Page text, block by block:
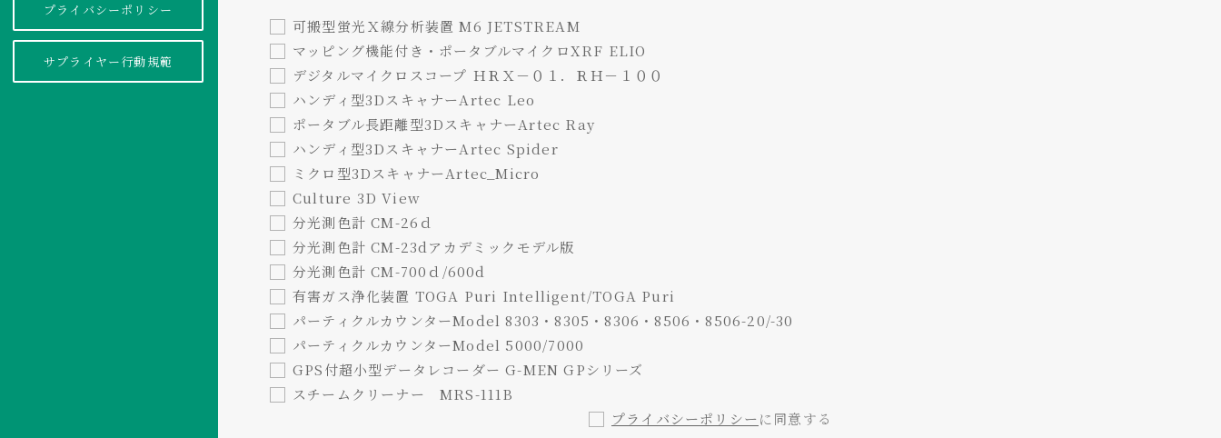
プライバシーポリシー
サプライヤー行動規範
可搬型蛍光Ｘ線分析装置 M6 JETSTREAM
マッピング機能付き・ポータブルマイクロXRF ELIO
デジタルマイクロスコープ ＨＲＸ－０１．ＲＨ－１００
ハンディ型3DスキャナーArtec Leo
ポータブル長距離型3DスキャナーArtec Ray
ハンディ型3DスキャナーArtec Spider
ミクロ型3DスキャナーArtec_Micro
Culture 3D View
分光測色計 CM-26ｄ
分光測色計 CM-23dアカデミックモデル版
分光測色計 CM-700ｄ/600d
有害ガス浄化装置 TOGA Puri Intelligent/TOGA Puri
パーティクルカウンターModel 8303・8305・8306・8506・8506-20/-30
パーティクルカウンターModel 5000/7000
GPS付超小型データレコーダー G-MEN GPシリーズ
スチームクリーナー MRS-111B
プライバシーポリシーに同意する